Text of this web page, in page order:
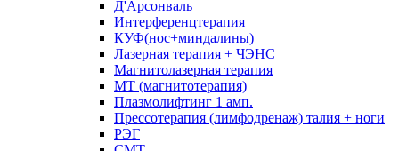
Д'Арсонваль
Интерференцтерапия
КУФ(нос+миндалины)
Лазерная терапия + ЧЭНС
Магнитолазерная терапия
МТ (магнитотерапия)
Плазмолифтинг 1 амп.
Прессотерапия (лимфодренаж) талия + ноги
РЭГ